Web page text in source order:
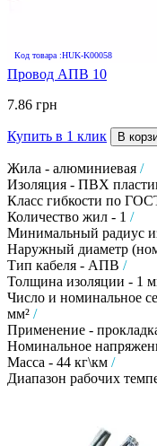
Код товара :HUK-K00058
Провод АПВ 10
7.86 грн
Купить в 1 клик В
Жила - алюминиевая /
Изоляция - ПВХ
Класс гибкости по
Количество жил - 1 /
Минимальный радиус
Наружный диаметр
Тип кабеля - АПВ /
Толщина изоляции - 1
Число и номинальное
мм² /
Применение -
Номинальное
Масса - 44 кг\км /
Диапазон рабочих